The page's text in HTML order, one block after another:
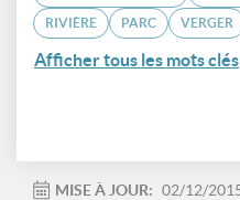
RIVIÈRE PARC VERGER
Afficher tous les mots clés
MISE À JOUR: 02/12/